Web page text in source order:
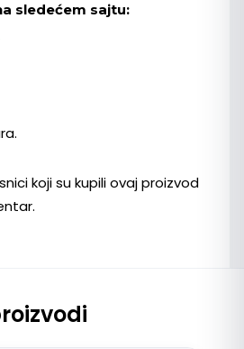
sledećem sajtu:
koji su kupili ovaj proizvod